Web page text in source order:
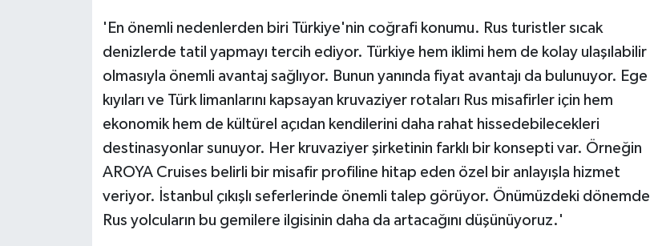
'En önemli nedenlerden biri Türkiye'nin coğrafi konumu. Rus turistler sıcak
denizlerde tatil yapmayı tercih ediyor. Türkiye hem iklimi hem de kolay ulaşılabilir
olmasıyla önemli avantaj sağlıyor. Bunun yanında fiyat avantajı da bulunuyor. Ege
kıyıları ve Türk limanlarını kapsayan kruvaziyer rotaları Rus misafirler için hem
ekonomik hem de kültürel açıdan kendilerini daha rahat hissedebilecekleri
destinasyonlar sunuyor. Her kruvaziyer şirketinin farklı bir konsepti var. Örneğin
AROYA Cruises belirli bir misafir profiline hitap eden özel bir anlayışla hizmet
veriyor. İstanbul çıkışlı seferlerinde önemli talep görüyor. Önümüzdeki dönemde
Rus yolcuların bu gemilere ilgisinin daha da artacağını düşünüyoruz.'